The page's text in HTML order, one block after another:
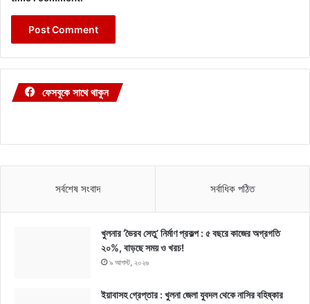
ফেসবুকে সাথে থাকুন
সর্বশেষ সংবাদ সর্বাধিক পঠিত
খুলনার ‘ভৈরব সেতু’ নির্মাণ প্রকল্প : ৫ বছরে কাজের অগ্রগতি
২০%, বাড়ছে সময় ও খরচ!
৯ আগস্ট, ২০২৬
ইয়াবাসহ গ্রেপ্তার : খুলনা জেলা যুবদল থেকে নাসির বহিষ্কার